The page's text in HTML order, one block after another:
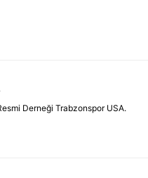
Derneği Trabzonspor USA.